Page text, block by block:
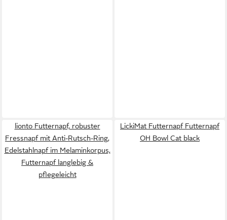
lionto Futternapf, robuster
Fressnapf mit Anti-Rutsch-Ring,
Edelstahlnapf im Melaminkorpus,
Futternapf langlebig &
pflegeleicht
LickiMat Futternapf Futternapf
OH Bowl Cat black